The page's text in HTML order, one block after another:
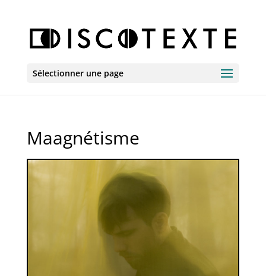
Sélectionner une page
Maagnétisme